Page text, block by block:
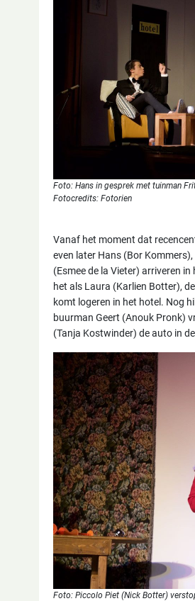
Foto: Hans in gesprek met tuinman
Fotocredits: Fotorien
Vanaf het moment dat
even later Hans (Bor
(Esmee de la Vieter) arriveren
het als Laura (Karlien Botter),
komt logeren in het hotel. Nog
buurman Geert (Anouk Pronk)
(Tanja Kostwinder) de auto in
Foto: Piccolo Piet (Nick Botter)